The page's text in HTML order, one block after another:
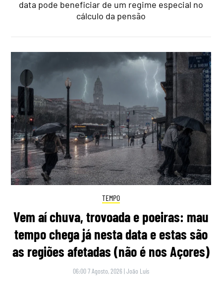
data pode beneficiar de um regime especial no
cálculo da pensão
TEMPO
Vem aí chuva, trovoada e poeiras: mau
tempo chega já nesta data e estas são
as regiões afetadas (não é nos Açores)
06:00 7 Agosto, 2026 |João Luís